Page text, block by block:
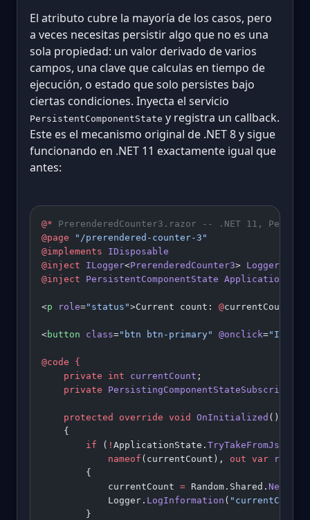
El atributo cubre la mayoría de los casos, pero
a veces necesitas persistir algo que no es una
sola propiedad: un valor derivado de varios
campos, una clave que calculas en tiempo de
ejecución, o estado que solo persistes bajo
ciertas condiciones. Inyecta el servicio
PersistentComponentState y registra un callback.
Este es el mecanismo original de .NET 8 y sigue
funcionando en .NET 11 exactamente igual que
antes:
@* PrerenderedCounter3.razor -- .NET 11,
@page "/prerendered-counter-3"
@implements IDisposable
@inject ILogger<PrerenderedCounter3> Logger
@inject PersistentComponentState
<p role="status">Current count: @currentCount</
<button class="btn btn-primary" @onclick=
@code {
    private
int currentCount ;
    private
PersistingComponentStateSubscription
    protected
override void OnInitialized ()
    {
        if
( ! ApplicationState. TryTakeFromJson
            nameof
(currentCount), out var
        {
            currentCount
= Random.Shared. Next
            Logger.
LogInformation (
        }